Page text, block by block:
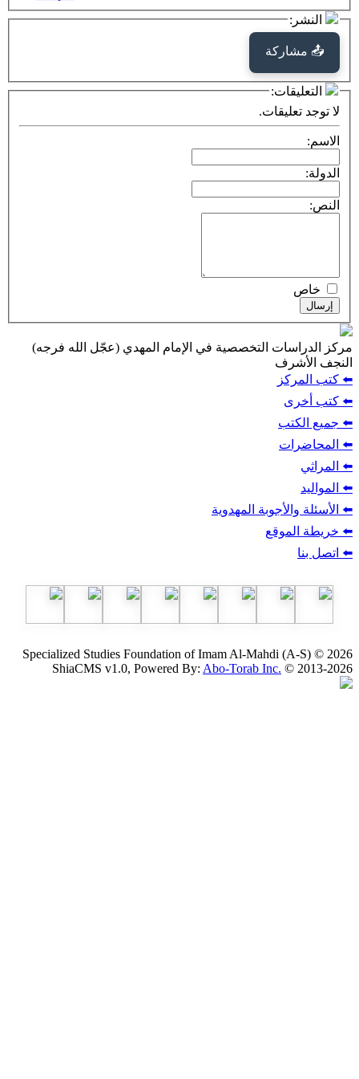
التخصصية في الإمام المهدي (عجّل الله فرجه)
المهدوية
Specialized Studies Foundation of Imam Al-
ShiaCMS v1.0, Powered By:Abo-Torab Inc.